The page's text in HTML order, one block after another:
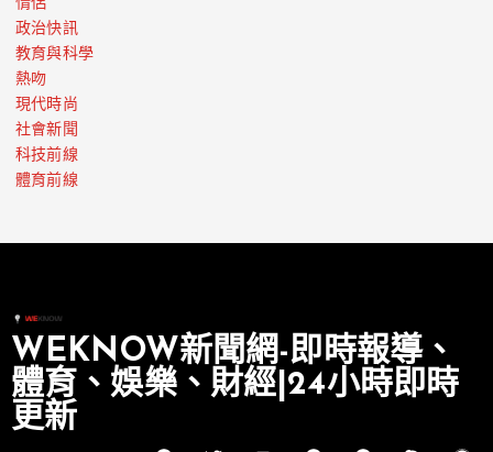
情侶
政治快訊
教育與科學
熱吻
現代時尚
社會新聞
科技前線
體育前線
WEKNOW新聞網-即時報導、
體育、娛樂、財經|24小時即時
更新